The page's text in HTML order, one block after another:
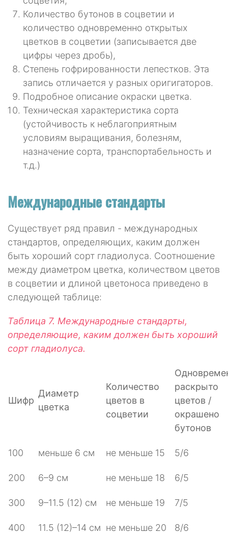
Количество бутонов в соцветии и
количество одновременно открытых
цветков в соцветии (записывается две
цифры через дробь),
Степень гофрированности лепестков. Эта
запись отличается у разных оригигаторов.
Подробное описание окраски цветка.
Техническая характеристика сорта
(устойчивость к неблагоприятным
условиям выращивания, болезням,
назначение сорта, транспортабельность и
т.д.)
Международные стандарты
Существует ряд правил - международных
стандартов, определяющих, каким должен
быть хороший сорт гладиолуса. Соотношение
между диаметром цветка, количеством цветов
в соцветии и длиной цветоноса приведено в
следующей таблице:
Таблица 7. Международные стандарты,
определяющие, каким должен быть хороший
сорт гладиолуса.
Шифр
Диаметр
цветка
Количество
цветов в
соцветии
раскрыто
цветов /
окрашено
бутонов
100 меньше 6 см не меньше 15 5/6
200 6–9 см не меньше 18 6/5
300 9–11.5 (12) см не меньше 19 7/5
400 11.5 (12)–14 см не меньше 20 8/6